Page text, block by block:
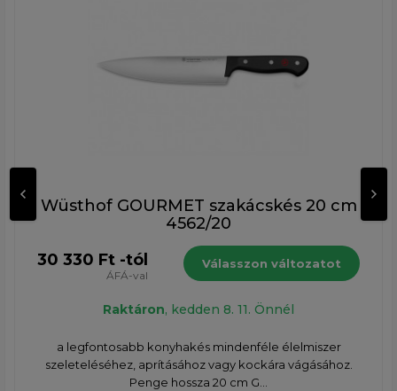
Wüsthof GOURMET szakácskés 20 cm
4562/20
30 330 Ft -tól
ÁFÁ-val
Válasszon változatot
Raktáron, kedden 8. 11. Önnél
a legfontosabb konyhakés mindenféle élelmiszer
szeleteléséhez, aprításához vagy kockára vágásához.
Penge hossza 20 cm G...